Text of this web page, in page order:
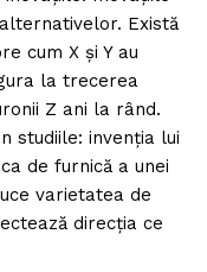
Există
cum X și Y au
la trecerea
Z ani la rând.
studiile: invenția lui
de furnică a unei
varietatea de
direcția ce